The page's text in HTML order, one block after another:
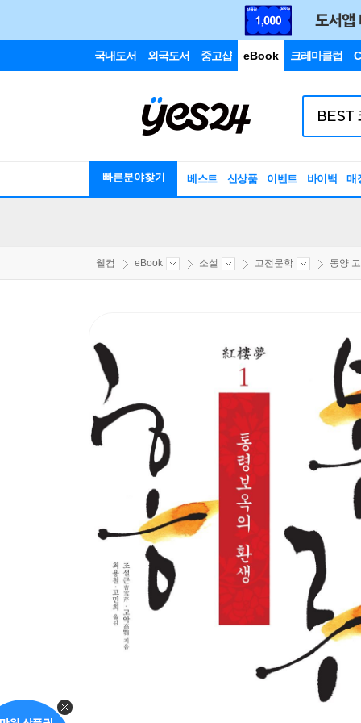
국내도서 외국도서 중고샵 eBook 크레마클럽
빠른분야찾기 베스트 신상품 이벤트 바이백 매
웰컴 eBook 소설 고전문학 동양